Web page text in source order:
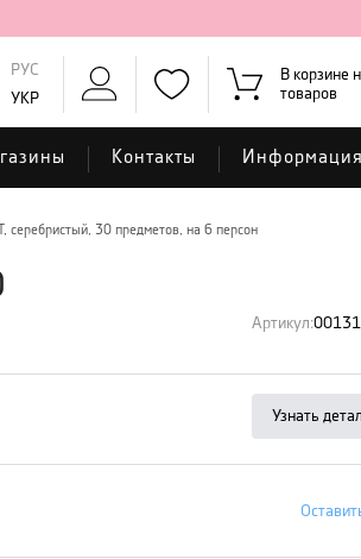
РУС
УКР
В корзине
товаров
Контакты Информация
серебристый, 30 предметов, на 6 персон
Артикул:
Узнать